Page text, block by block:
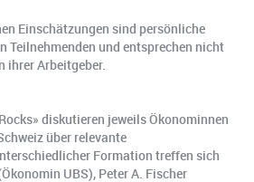
Einschätzungen sind persönliche
Teilnehmenden und entsprechen nicht
ihrer Arbeitgeber.
diskutieren jeweils Ökonominnen
über relevante
Formation treffen sich
UBS), Peter A. Fischer